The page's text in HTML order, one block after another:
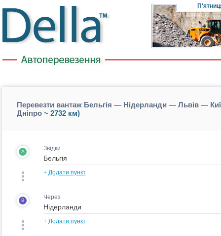
Перевезти вантаж Бельгія — Нідерланди — Львів —
Дніпро~ 2732 км)
A Звідки
+ Додати пункт
B Через
+ Додати пункт